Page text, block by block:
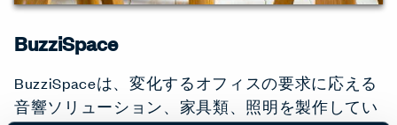
BuzziSpace
BuzziSpaceは、変化するオフィスの要求に応える
音響ソリューション、家具類、照明を製作してい